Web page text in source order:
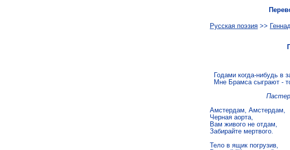
Русская поэзия >>
Годами когда-нибудь в
Мне Брамса сыграют -
Амстердам, Амстердам,
Черная аорта,
Вам живого не отдам,
Забирайте мертвого.
Тело в ящик погрузив,